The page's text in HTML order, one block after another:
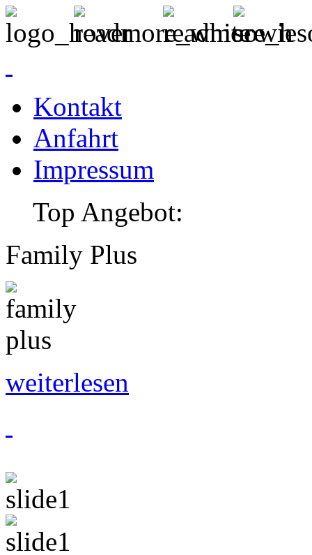
Kontakt
Anfahrt
Impressum
Top Angebot:
Family Plus
weiterlesen